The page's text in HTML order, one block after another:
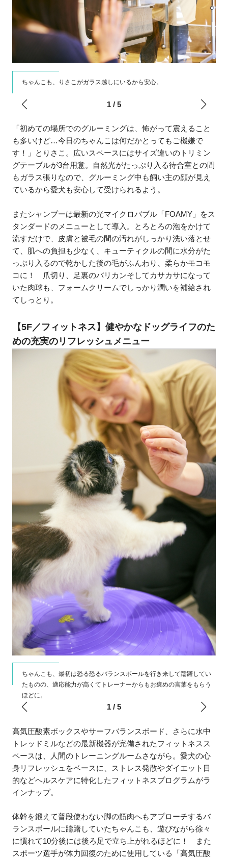
ちゃんこも、りさこがガラス越しにいるから安心。
1/ 5
「初めての場所でのグルーミングは、怖がって震えること
も多いけど…今日のちゃんこは何だかとってもご機嫌で
す！」とりさこ。広いスペースにはサイズ違いのトリミン
グテーブルが3台用意。自然光がたっぷり入る待合室との間
もガラス張りなので、グルーミング中も飼い主の顔が見え
ているから愛犬も安心して受けられるよう。
またシャンプーは最新の光マイクロバブル「FOAMY」をス
タンダードのメニューとして導入。とろとろの泡をかけて
流すだけで、皮膚と被毛の間の汚れがしっかり洗い落とせ
て、肌への負担も少なく、キューティクルの間に水分がた
っぷり入るので乾かした後の毛がふんわり、柔らかモコモ
コに！ 爪切り、足裏のバリカンそしてカサカサになって
いた肉球も、フォームクリームでしっかり潤いを補給され
てしっとり。
【5F／フィットネス】健やかなドッグライフのた
めの充実のリフレッシュメニュー
ちゃんこも、最初は恐る恐るバランスボールを行き来して躊躇してい
たものの、適応能力が高くてトレーナーからもお褒めの言葉をもらう
ほどに。
1/ 5
高気圧酸素ボックスやサーフバランスボード、さらに水中
トレッドミルなどの最新機器が完備されたフィットネスス
ペースは、人間のトレーニングルームさながら。愛犬の心
身リフレッシュをベースに、ストレス発散やダイエット目
的などヘルスケアに特化したフィットネスプログラムがラ
インナップ。
体幹を鍛えて普段使わない脚の筋肉へもアプローチするバ
ランスボールに躊躇していたちゃんこも、遊びながら徐々
に慣れて10分後には後ろ足で立ち上がれるほどに！ また
スポーツ選手が体力回復のために使用している「高気圧酸